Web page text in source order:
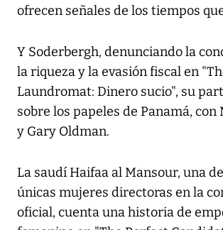
ofrecen señales de los tiempos
Y Soderbergh, denunciando la
la riqueza y la evasión fiscal en
Laundromat: Dinero sucio", su
sobre los papeles de Panamá,
y Gary Oldman.
La saudí Haifaa al Mansour, una
únicas mujeres directoras en la
oficial, cuenta una historia de